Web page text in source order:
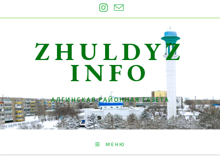
к
ZHULDYZ
INFO
АЛГИНСКАЯ РАЙОННАЯ ГАЗЕТА
МЕНЮ